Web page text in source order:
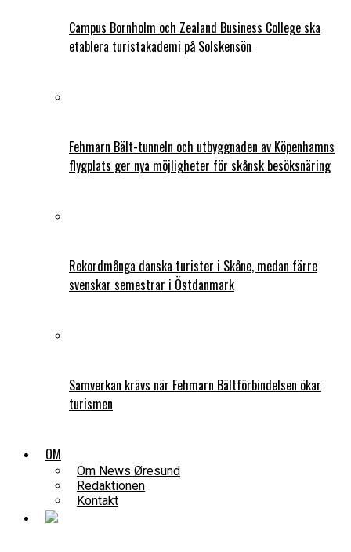
Campus Bornholm och Zealand Business College ska
etablera turistakademi på Solskensön
Fehmarn Bält-tunneln och utbyggnaden av Köpenhamns
flygplats ger nya möjligheter för skånsk besöksnäring
Rekordmånga danska turister i Skåne, medan färre
svenskar semestrar i Östdanmark
Samverkan krävs när Fehmarn Bältförbindelsen ökar
turismen
OM
Om News Øresund
Redaktionen
Kontakt